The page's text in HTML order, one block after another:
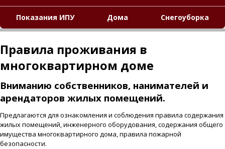
Показания ИПУ Дома Снегоуборка
Правила проживания в
многоквартирном доме
Вниманию собственников, нанимателей и
арендаторов жилых помещений.
Предлагаются для ознакомления и соблюдения правила содержания
жилых помещений, инженерного оборудования, содержания общего
имущества многоквартирного дома, правила пожарной
безопасности.